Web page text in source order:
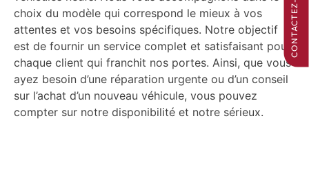
choix du modèle qui correspond le mieux à vos
attentes et vos besoins spécifiques. Notre objectif
est de fournir un service complet et satisfaisant pour
chaque client qui franchit nos portes. Ainsi, que vous
ayez besoin d’une réparation urgente ou d’un conseil
sur l’achat d’un nouveau véhicule, vous pouvez
compter sur notre disponibilité et notre sérieux.